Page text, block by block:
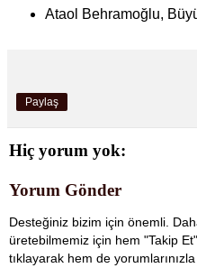
Ataol Behramoğlu,
Paylaş
Hiç yorum yok:
Yorum Gönder
Desteğiniz bizim için önemli.
üretebilmemiz için hem "Takip
tıklayarak hem de